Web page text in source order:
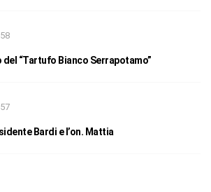
del “Tartufo Bianco Serrapotamo”
Bardi e l’on. Mattia